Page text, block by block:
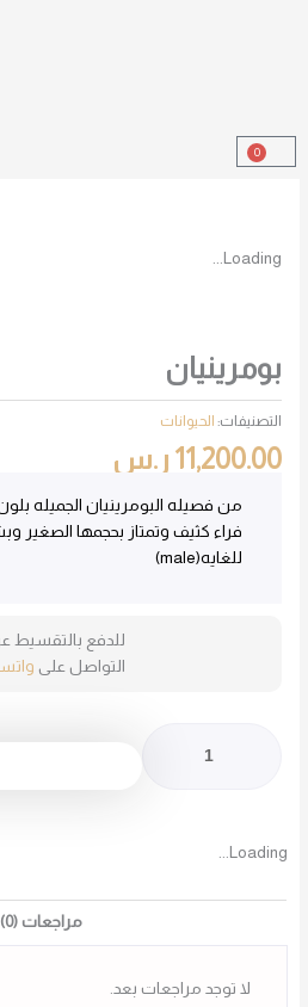
0
Cart
Loading...
بومرينيان
التصنيفات: الحيوانات
11,200.00 ر.س
من فصيله البومرينيان الجميله بلون
فراء كثيف وتمتاز بحجمها الصغير
للغايه(male)
للدفع بالتقسيط
التواصل على
Loading...
مراجعات (0)
لا توجد مراجعات بعد.